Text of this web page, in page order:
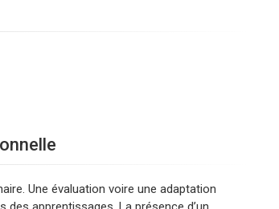
Une évaluation voire une adaptation